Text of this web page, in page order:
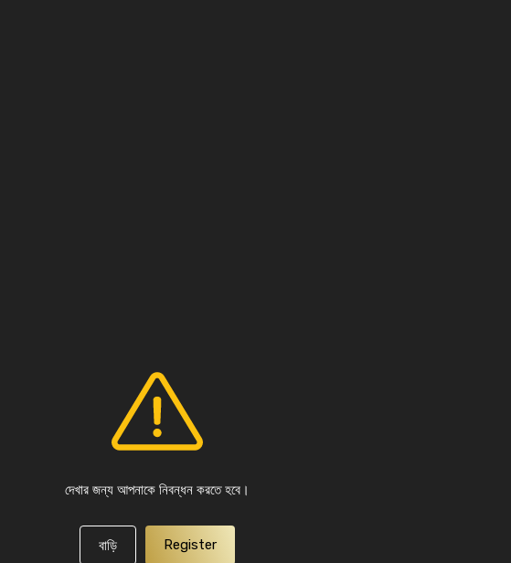
দেখার জন্য আপনাকে নিবন্ধন করতে হবে।
বাড়ি Register